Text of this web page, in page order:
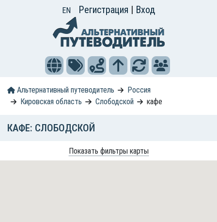
EN Регистрация | Вход
Альтернативный путеводитель
Россия
Кировская область
Слободской кафе
КАФЕ: СЛОБОДСКОЙ
Показать фильтры карты